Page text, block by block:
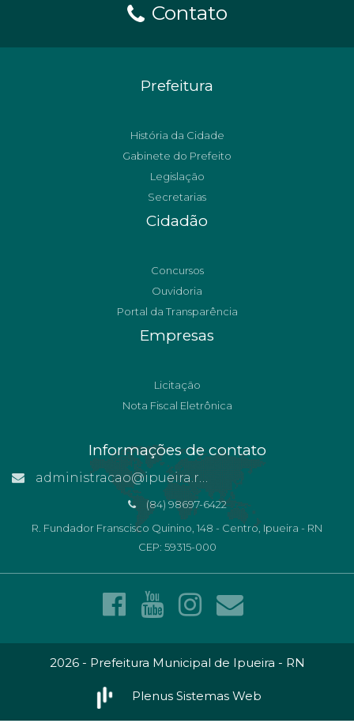
Contato
Prefeitura
História da Cidade
Gabinete do Prefeito
Legislação
Secretarias
Cidadão
Concursos
Ouvidoria
Portal da Transparência
Empresas
Licitação
Nota Fiscal Eletrônica
Informações de contato
administracao@ipueira.rn.gov.br
(84) 98697-6422
R. Fundador Franscisco Quinino, 148 - Centro, Ipueira - RN
CEP: 59315-000
2026 - Prefeitura Municipal de Ipueira - RN
Plenus Sistemas Web